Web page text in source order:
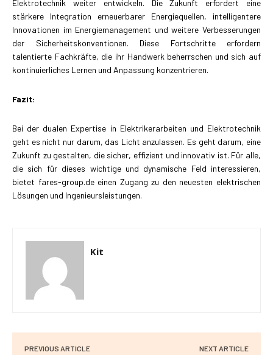
Elektrotechnik weiter entwickeln. Die Zukunft erfordert eine
stärkere Integration erneuerbarer Energiequellen, intelligentere
Innovationen im Energiemanagement und weitere Verbesserungen
der Sicherheitskonventionen. Diese Fortschritte erfordern
talentierte Fachkräfte, die ihr Handwerk beherrschen und sich auf
kontinuierliches Lernen und Anpassung konzentrieren.
Fazit:
Bei der dualen Expertise in Elektrikerarbeiten und Elektrotechnik
geht es nicht nur darum, das Licht anzulassen. Es geht darum, eine
Zukunft zu gestalten, die sicher, effizient und innovativ ist. Für alle,
die sich für dieses wichtige und dynamische Feld interessieren,
bietet fares-group.de einen Zugang zu den neuesten elektrischen
Lösungen und Ingenieursleistungen.
Kit
PREVIOUS ARTICLE NEXT ARTICLE